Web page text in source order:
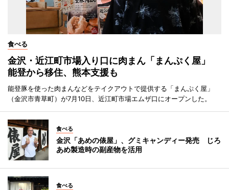
食べる
金沢・近江町市場入り口に肉まん「まんぷく屋」
能登から移住、熊本支援も
能登豚を使った肉まんなどをテイクアウトで提供する「まんぷく屋」
（金沢市青草町）が7月10日、近江町市場エムザ口にオープンした。
食べる
金沢「あめの俵屋」、グミキャンディー発売 じろ
あめ製造時の副産物を活用
食べる